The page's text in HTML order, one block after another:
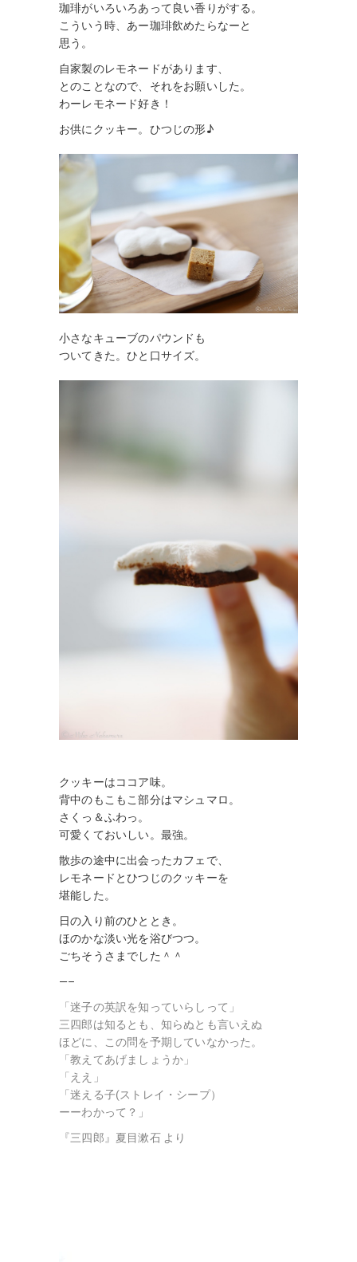
珈琲がいろいろあって良い香りがする。
こういう時、あー珈琲飲めたらなーと
思う。
自家製のレモネードがあります、
とのことなので、それをお願いした。
わーレモネード好き！
お供にクッキー。ひつじの形♪
小さなキューブのパウンドも
ついてきた。ひと口サイズ。
クッキーはココア味。
背中のもこもこ部分はマシュマロ。
さくっ＆ふわっ。
可愛くておいしい。最強。
散歩の途中に出会ったカフェで、
レモネードとひつじのクッキーを
堪能した。
日の入り前のひととき。
ほのかな淡い光を浴びつつ。
ごちそうさまでした＾＾
—–
「迷子の英訳を知っていらしって」
三四郎は知るとも、知らぬとも言いえぬ
ほどに、この問を予期 していなかった。
「教えてあげましょうか」
「ええ」
「迷える子(ストレイ・シープ）
ーーわかって？」
『三四郎』夏目漱石 より